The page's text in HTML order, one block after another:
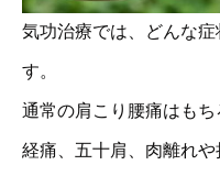
気功治療では、どんな
す。
通常の肩こり腰痛はも
経痛、五十肩、肉離れ